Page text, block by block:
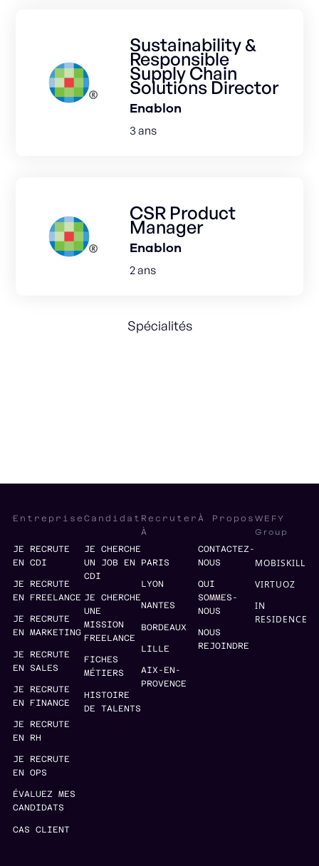
Sustainability &
Responsible
Supply Chain
Solutions Director
Enablon
3 ans
CSR Product
Manager
Enablon
2 ans
Spécialités
Entreprise
JE RECRUTE
EN CDI
JE RECRUTE
EN FREELANCE
JE RECRUTE
EN MARKETING
JE RECRUTE
EN SALES
JE RECRUTE
EN FINANCE
JE RECRUTE
EN RH
JE RECRUTE
EN OPS
ÉVALUEZ MES
CANDIDATS
CAS CLIENT
Candidat
JE CHERCHE
UN JOB EN
CDI
JE CHERCHE
UNE
MISSION
FREELANCE
FICHES
MÉTIERS
HISTOIRE
DE TALENTS
Recruter
À
PARIS
LYON
NANTES
BORDEAUX
LILLE
AIX-EN-
PROVENCE
À Propos
CONTACTEZ-
NOUS
QUI
SOMMES-
NOUS
NOUS
REJOINDRE
WEFY
Group
MOBISKILL
VIRTUOZ
IN
RESIDENCE